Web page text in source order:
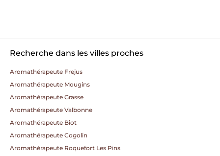
Recherche dans les villes proches
Aromathérapeute Frejus
Aromathérapeute Mougins
Aromathérapeute Grasse
Aromathérapeute Valbonne
Aromathérapeute Biot
Aromathérapeute Cogolin
Aromathérapeute Roquefort Les Pins